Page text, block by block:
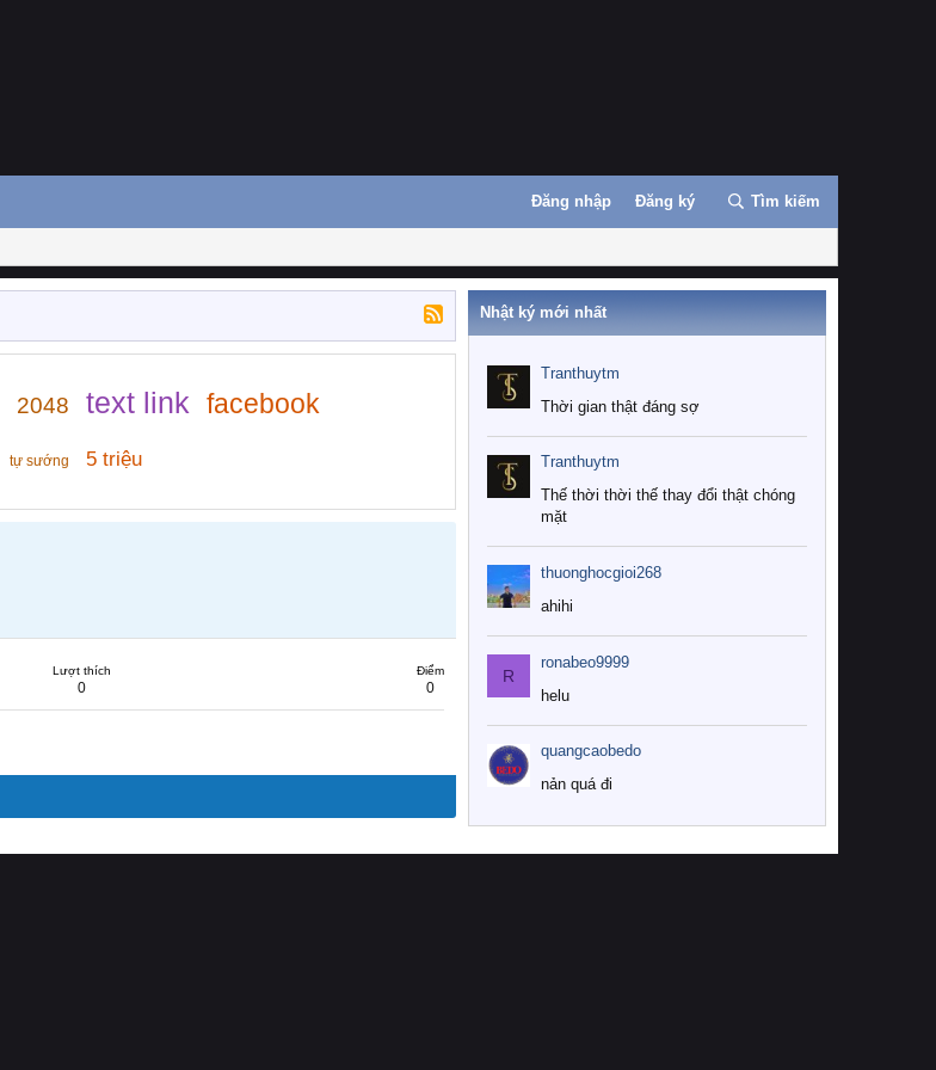
Đăng nhập Đăng ký Tìm kiếm
2048 text link facebook
tự sướng 5 triệu
Lượt thích
0
Điểm
0
Nhật ký mới nhất
Tranthuytm
Thời gian thật đáng sợ
Tranthuytm
Thế thời thời thế thay đổi thật chóng
mặt
thuonghocgioi268
ahihi
R
ronabeo9999
helu
quangcaobedo
nản quá đi